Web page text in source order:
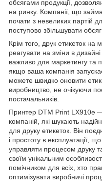
обсягами продукції,
на ринку. Компанії, що
почати з невеликих партій
поступово збільшувати
Крім того, друк етикеток на
реагувати на зміни в
важливо для маркетингу та
якщо ваша компанія
можете швидко оновити
виробництво, не очікуючи
постачальників.
Принтер DTM Print LX910e
компаній, які шукають
для друку етикеток. Він
і простоту в експлуатації,
управляти процесом друку
своїм унікальним
помічником для всіх, хто
оптимізувати виробничі